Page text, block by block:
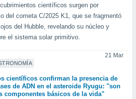
científicos surgen por
del cometa C/2025 K1, que se fragmentó
del Hubble, revelando su núcleo y
el sistema solar primitivo.
21 Mar
científicos confirman la presencia de
de ADN en el asteroide Ryugu: "son
componentes básicos de la vida"